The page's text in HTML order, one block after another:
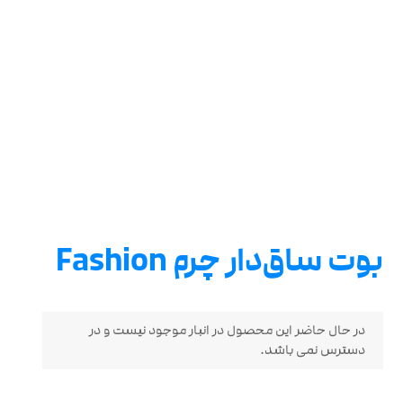
بوت ساق‌دار چرم Fashion
در حال حاضر این محصول در انبار موجود نیست و در
دسترس نمی باشد.